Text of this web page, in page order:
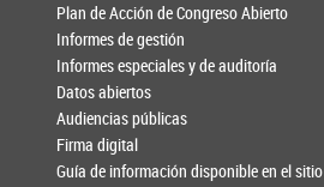
Plan de Acción de Congreso Abierto
Informes de gestión
Informes especiales y de auditoría
Datos abiertos
Audiencias públicas
Firma digital
Guía de información disponible en el sitio